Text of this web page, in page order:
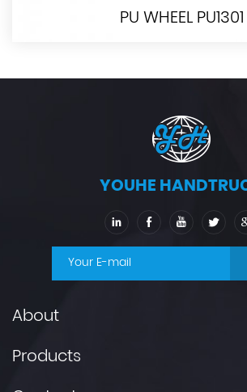
PU WHEEL PU1301
YOUHE
About
Products